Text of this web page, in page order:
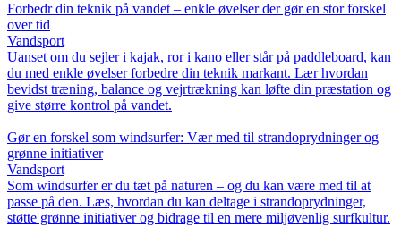
Forbedr din teknik på vandet – enkle øvelser der gør en stor forskel
over tid
Vandsport
Uanset om du sejler i kajak, ror i kano eller står på paddleboard, kan
du med enkle øvelser forbedre din teknik markant. Lær hvordan
bevidst træning, balance og vejrtrækning kan løfte din præstation og
give større kontrol på vandet.
Gør en forskel som windsurfer: Vær med til strandoprydninger og
grønne initiativer
Vandsport
Som windsurfer er du tæt på naturen – og du kan være med til at
passe på den. Læs, hvordan du kan deltage i strandoprydninger,
støtte grønne initiativer og bidrage til en mere miljøvenlig surfkultur.